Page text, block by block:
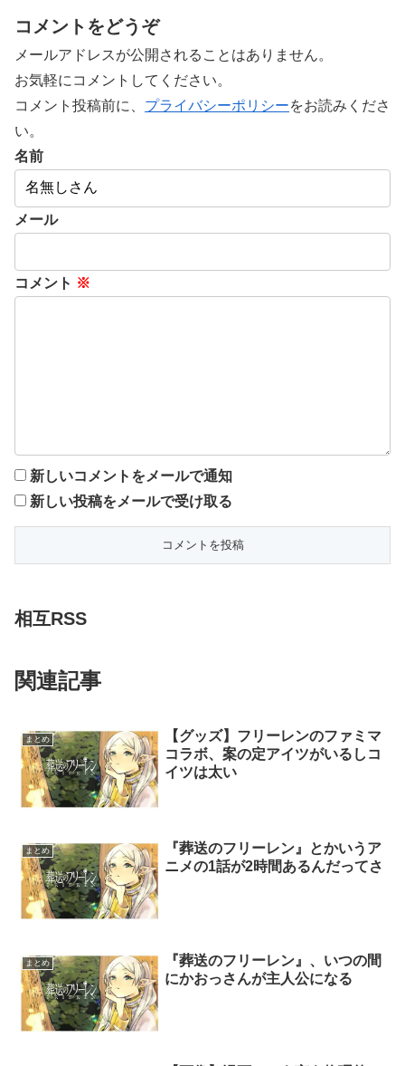
コメントをどうぞ
メールアドレスが公開されることはありません。
お気軽にコメントしてください。
コメント投稿前に、 プライバシーポリシーをお読みくださ
い。
名前
メール
コメント ※
新しいコメントをメールで通知
新しい投稿をメールで受け取る
相互RSS
関連記事
まとめ
【グッズ】フリーレンのファミマ
コラボ、案の定アイツがいるしコ
イツは太い
まとめ
『葬送のフリーレン』とかいうア
ニメの1話が2時間あるんだってさ
まとめ
『葬送のフリーレン』、いつの間
にかおっさんが主人公になる